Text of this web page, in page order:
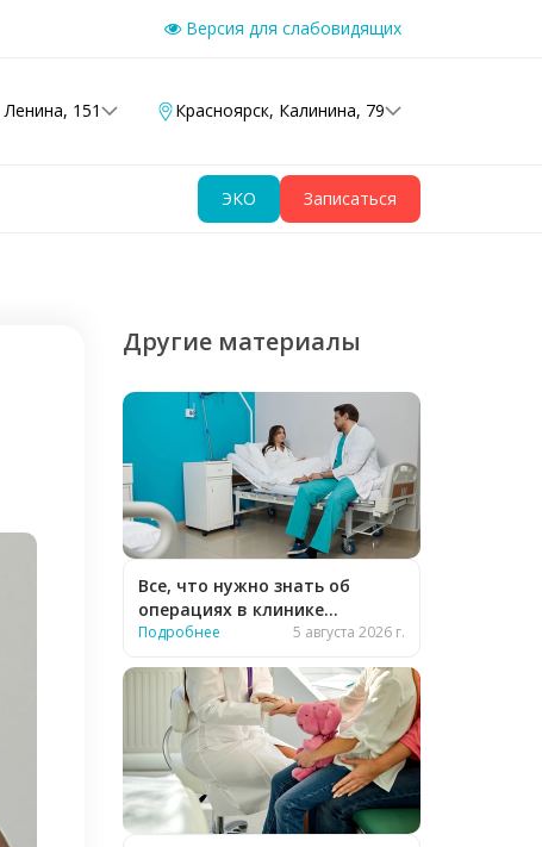
Версия для слабовидящих
Ленина, 151 Красноярск, Калинина, 79
ЭКО Записаться
Другие материалы
Все, что нужно знать об
операциях в клинике
«Бионика»
Подробнее 5 августа 2026 г.